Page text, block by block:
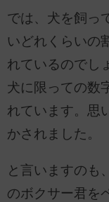
では、犬を飼っ
いどれくらいの
れているのでし
犬に限っての数
れています。思
かされました。
と言いますのも
のボクサー君を